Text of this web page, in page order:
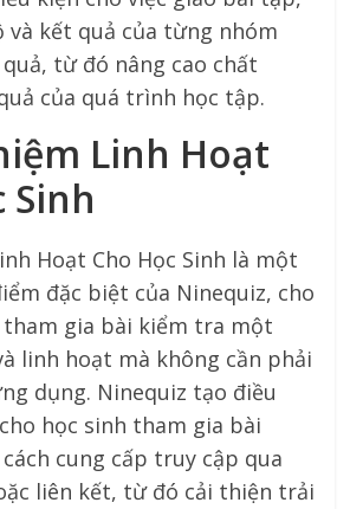
và kết quả của từng nhóm
từ đó nâng cao chất
của quá trình học tập.
Linh Hoạt
Sinh
Hoạt Cho Học Sinh là một
đặc biệt của Ninequiz, cho
tham gia bài kiểm tra một
linh hoạt mà không cần phải
dụng. Ninequiz tạo điều
học sinh tham gia bài
cung cấp truy cập qua
liên kết, từ đó cải thiện trải